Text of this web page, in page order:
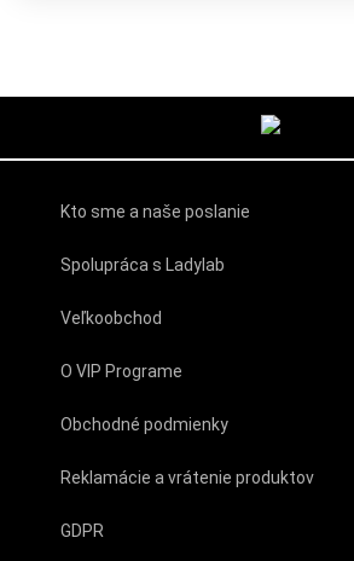
Kto sme a naše poslanie
Spolupráca s Ladylab
Veľkoobchod
O VIP Programe
Obchodné podmienky
Reklamácie a vrátenie produktov
GDPR